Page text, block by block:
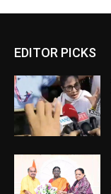
EDITOR PICKS